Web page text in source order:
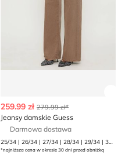
259.99 zł 279.99 zł*
Jeansy damskie Guess
Darmowa dostawa
25/34 | 26/34 | 27/34 | 28/34 | 29/34 | 30/34
*najniższa cena w okresie 30 dni przed obniżką